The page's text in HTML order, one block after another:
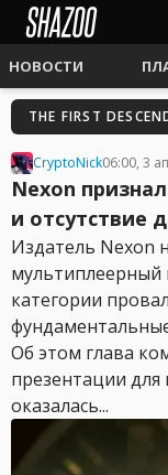
НОВОСТИ
THE FIRST
CryptoNick06:00, 3
Nexon
и отсутствие
Издатель Nexon
мультиплеерный
категории
Об этом глава
презентации для
оказалась...